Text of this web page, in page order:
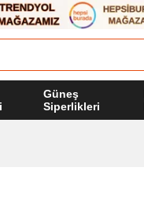
Güneş
Siperlikleri